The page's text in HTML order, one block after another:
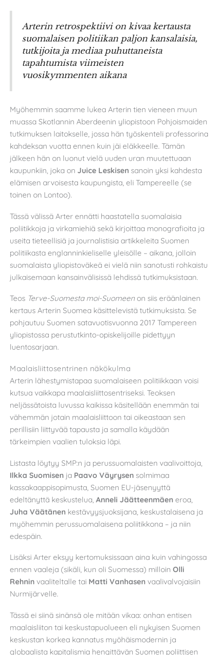
Arterin retrospektiivi on kivaa kertausta
suomalaisen politiikan paljon kansalaisia,
tutkijoita ja mediaa puhuttaneista
tapahtumista viimeisten
vuosikymmenten aikana
Myöhemmin saamme lukea Arterin tien vieneen muun
muassa Skotlannin Aberdeenin yliopistoon Pohjoismaiden
tutkimuksen laitokselle, jossa hän työskenteli professorina
kahdeksan vuotta ennen kuin jäi eläkkeelle. Tämän
jälkeen hän on luonut vielä uuden uran muutettuaan
kaupunkiin, joka on Juice Leskisen sanoin yksi kahdesta
elämisen arvoisesta kaupungista, eli Tampereelle (se
toinen on Lontoo).
Tässä välissä Arter ennätti haastatella suomalaisia
poliitikkoja ja virkamiehiä sekä kirjoittaa monografioita ja
useita tieteellisiä ja journalistisia artikkeleita Suomen
politiikasta englanninkieliselle yleisölle – aikana, jolloin
suomalaista yliopistoväkeä ei vielä niin sanotusti rohkaistu
julkaisemaan kansainvälisissä lehdissä tutkimuksistaan.
Teos Terve-Suomesta moi-Suomeen on siis eräänlainen
kertaus Arterin Suomea käsittelevistä tutkimuksista. Se
pohjautuu Suomen satavuotisvuonna 2017 Tampereen
yliopistossa perustutkinto-opiskelijoille pidettyyn
luentosarjaan.
Maalaisliittosentrinen näkökulma
Arterin lähestymistapaa suomalaiseen politiikkaan voisi
kutsua vaikkapa maalaisliittosentriseksi. Teoksen
neljässätoista luvussa kaikissa käsitellään enemmän tai
vähemmän jotain maalaisliittoon tai oikeastaan sen
perillisiin liittyvää tapausta ja samalla käydään
tärkeimpien vaalien tuloksia läpi.
Listasta löytyy SMP:n ja perussuomalaisten vaalivoittoja,
Ilkka Suomisen ja Paavo Väyrysen solmimaa
kassakaappisopimusta, Suomen EU-jäsenyyttä
edeltänyttä keskustelua, Anneli Jäätteenmäen eroa,
Juha Väätänen kestävyysjuoksijana, keskustalaisena ja
myöhemmin perussuomalaisena poliitikkona – ja niin
edespäin.
Lisäksi Arter eksyy kertomuksissaan aina kuin vahingossa
ennen vaaleja (sikäli, kun oli Suomessa) milloin Olli
Rehnin vaaliteltalle tai Matti Vanhasen vaalivalvojaisiin
Nurmijärvelle.
Tässä ei siinä sinänsä ole mitään vikaa: onhan entisen
maalaisliiton tai keskustapuolueen eli nykyisen Suomen
keskustan korkea kannatus myöhäismodernin ja
globaalista kapitalismia hengittävän Suomen poliittisen